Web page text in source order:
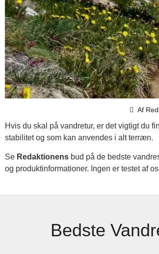
Af
Hvis du skal på vandretur, er det vigtigt du
stabilitet og som kan anvendes i alt terræn.
Se Redaktionens bud på de bedste
og produktinformationer. Ingen er testet af
Bedste